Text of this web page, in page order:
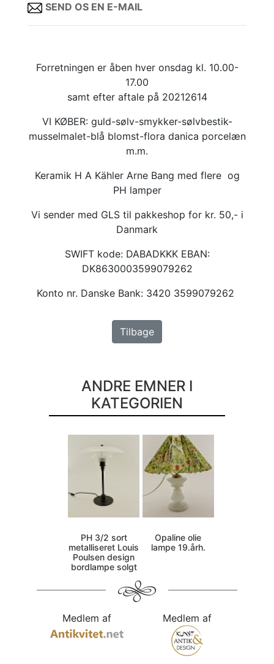
SEND OS EN E-MAIL
Forretningen er åben hver onsdag kl. 10.00-
17.00
samt efter aftale på 20212614
VI KØBER: guld-sølv-smykker-sølvbestik-
musselmalet-blå blomst-flora danica porcelæn
m.m.
Keramik H A Kähler Arne Bang med flere og
PH lamper
Vi sender med GLS til pakkeshop for kr. 50,- i
Danmark
SWIFT kode: DABADKKK EBAN:
DK8630003599079262
Konto nr. Danske Bank: 3420 3599079262
Tilbage
ANDRE EMNER I
KATEGORIEN
PH 3/2 sort
metalliseret Louis
Poulsen design
bordlampe solgt
Opaline olie
lampe 19.årh.
Medlem af Medlem af